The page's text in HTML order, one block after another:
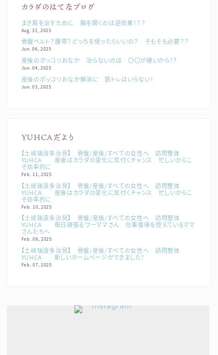
カラダのはてなブログ
まき肩を治すために 胸を開くのは逆効果！？？
Aug. 31, 2025
骨盤ベルト？腹帯？どっちを使ったらいいの？ そもそも必要？？
Jun. 06, 2025
産後のポッコリおなか 治らないのは 〇〇が硬いから！？
Jun. 04, 2025
産後のポッコリおなか解消に 筋トレはいらない！
Jun. 03, 2025
YUHCAだより
【土岐瑞浪多治見】 骨盤/産後/すべての女性へ 訪問整体
YUHCA 産後はカラダの変化に気付くチャンス 忙しいからこ
そ効率的に
Feb. 11, 2025
【土岐瑞浪多治見】 骨盤/産後/すべての女性へ 訪問整体
YUHCA 産後はカラダの変化に気付くチャンス 忙しいからこ
そ効率的に
Feb. 10, 2025
【土岐瑞浪多治見】 骨盤/産後/すべての女性へ 訪問整体
YUHCA 毎日頑張るワーママさん 仕事復帰を控えているママ
さんたちへ
Feb. 08, 2025
【土岐瑞浪多治見】 骨盤/産後/すべての女性へ 訪問整体
YUHCA 新しいホームページができました！
Feb. 07, 2025